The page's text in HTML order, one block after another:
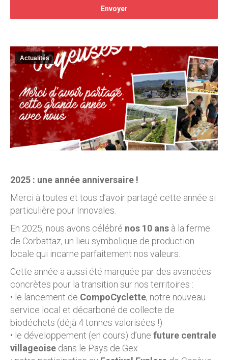
Actualités
2025 : une année anniversaire !
Merci à toutes et tous d’avoir partagé cette année si
particulière pour Innovales.
En 2025, nous avons célébré nos 10 ans à la ferme
de Corbattaz, un lieu symbolique de production
locale qui incarne parfaitement nos valeurs.
Cette année a aussi été marquée par des avancées
concrètes pour la transition sur nos territoires :
• le lancement de CompoCyclette, notre nouveau
service local et décarboné de collecte de
biodéchets (déjà 4 tonnes valorisées !)
• le développement (en cours) d’une future centrale
villageoise dans le Pays de Gex